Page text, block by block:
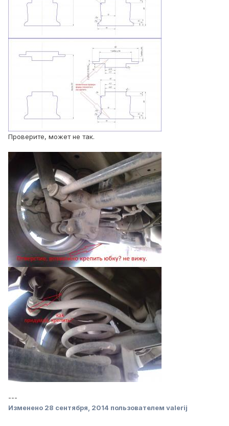
Проверите, может не так.
---
Изменено 28 сентября, 2014 пользователем valerij